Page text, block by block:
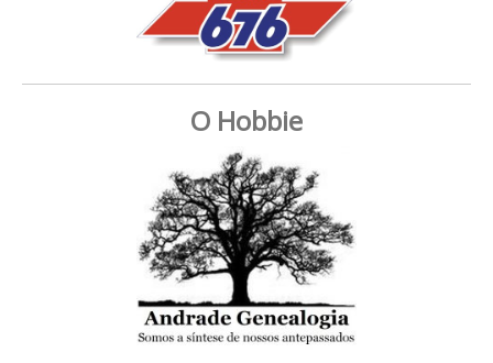
O Hobbie